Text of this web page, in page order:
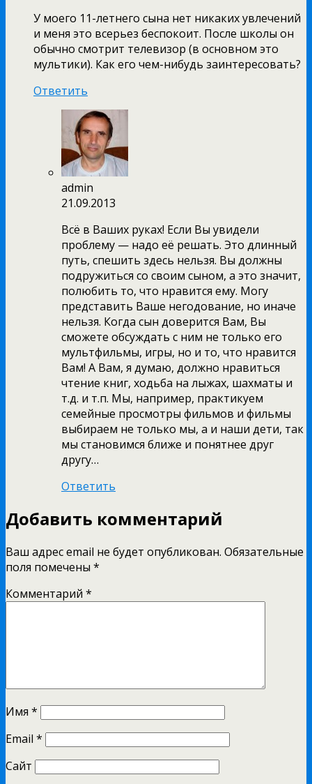
У моего 11-летнего сына нет никаких увлечений
и меня это всерьез беспокоит. После школы он
обычно смотрит телевизор (в основном это
мультики). Как его чем-нибудь заинтересовать?
Ответить
admin
21.09.2013
Всё в Ваших руках! Если Вы увидели
проблему — надо её решать. Это длинный
путь, спешить здесь нельзя. Вы должны
подружиться со своим сыном, а это значит,
полюбить то, что нравится ему. Могу
представить Ваше негодование, но иначе
нельзя. Когда сын доверится Вам, Вы
сможете обсуждать с ним не только его
мультфильмы, игры, но и то, что нравится
Вам! А Вам, я думаю, должно нравиться
чтение книг, ходьба на лыжах, шахматы и
т.д. и т.п. Мы, например, практикуем
семейные просмотры фильмов и фильмы
выбираем не только мы, а и наши дети, так
мы становимся ближе и понятнее друг
другу…
Ответить
Добавить комментарий
Ваш адрес email не будет опубликован. Обязательные
поля помечены *
Комментарий *
Имя *
Email *
Сайт